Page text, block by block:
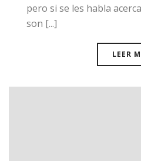
pero si se les habla
son [...]
LEER